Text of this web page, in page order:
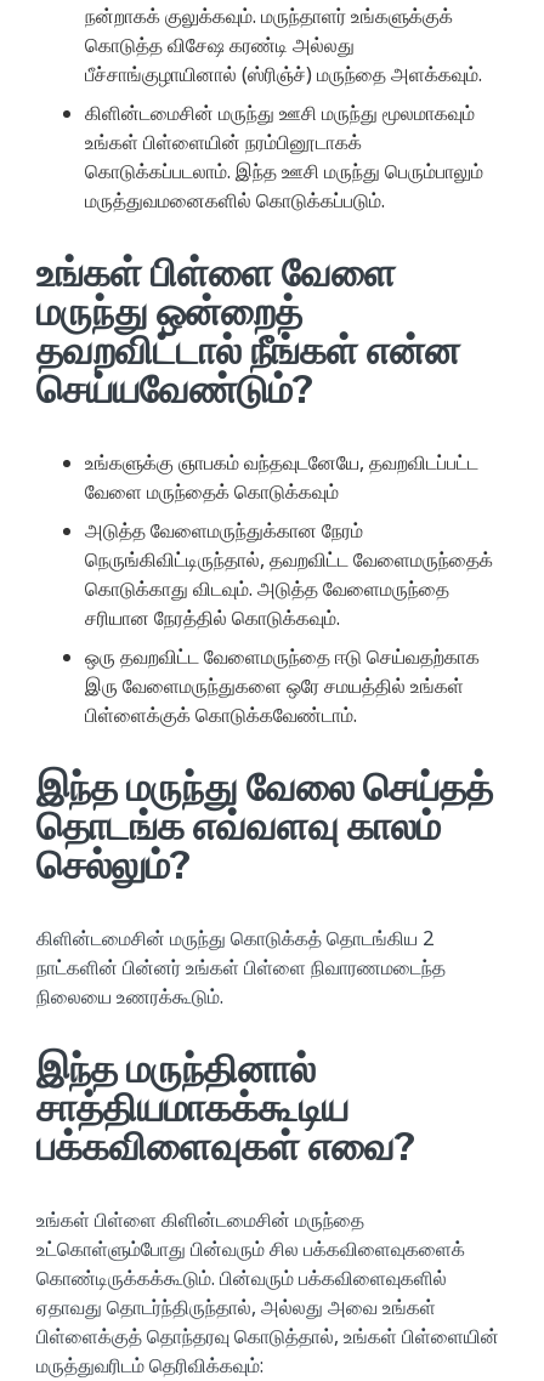
நன்றாகக் குலுக்கவும். மருந்தாளர் உங்களுக்குக்
கொடுத்த விசேஷ கரண்டி அல்லது
பீச்சாங்குழாயினால் (ஸ்ரிஞ்ச்) மருந்தை அளக்கவும்.
கிளின்டமைசின் மருந்து ஊசி மருந்து மூலமாகவும்
உங்கள் பிள்ளையின் நரம்பினூடாகக்
கொடுக்கப்படலாம். இந்த ஊசி மருந்து பெரும்பாலும்
மருத்துவமனைகளில் கொடுக்கப்படும்.
உங்கள் பிள்ளை வேளை
மருந்து ஒன்றைத்
தவறவிட்டால் நீங்கள் என்ன
செய்யவேண்டும்?
உங்களுக்கு ஞாபகம் வந்தவுடனேயே, தவறவிடப்பட்ட
வேளை மருந்தைக் கொடுக்கவும்
அடுத்த வேளைமருந்துக்கான நேரம்
நெருங்கிவிட்டிருந்தால், தவறவிட்ட வேளைமருந்தைக்
கொடுக்காது விடவும். அடுத்த வேளைமருந்தை
சரியான நேரத்தில் கொடுக்கவும்.
ஒரு தவறவிட்ட வேளைமருந்தை ஈடு செய்வதற்காக
இரு வேளைமருந்துகளை ஒரே சமயத்தில் உங்கள்
பிள்ளைக்குக் கொடுக்கவேண்டாம்.
இந்த மருந்து வேலை செய்தத்
தொடங்க எவ்வளவு காலம்
செல்லும்?
கிளின்டமைசின் மருந்து கொடுக்கத் தொடங்கிய 2
நாட்களின் பின்னர் உங்கள் பிள்ளை நிவாரணமடைந்த
நிலையை உணரக்கூடும்.
இந்த மருந்தினால்
சாத்தியமாகக்கூடிய
பக்கவிளைவுகள் எவை?
உங்கள் பிள்ளை கிளின்டமைசின் மருந்தை
உட்கொள்ளும்போது பின்வரும் சில பக்கவிளைவுகளைக்
கொண்டிருக்கக்கூடும். பின்வரும் பக்கவிளைவுகளில்
ஏதாவது தொடர்ந்திருந்தால், அல்லது அவை உங்கள்
பிள்ளைக்குத் தொந்தரவு கொடுத்தால், உங்கள் பிள்ளையின்
மருத்துவரிடம் தெரிவிக்கவும்: